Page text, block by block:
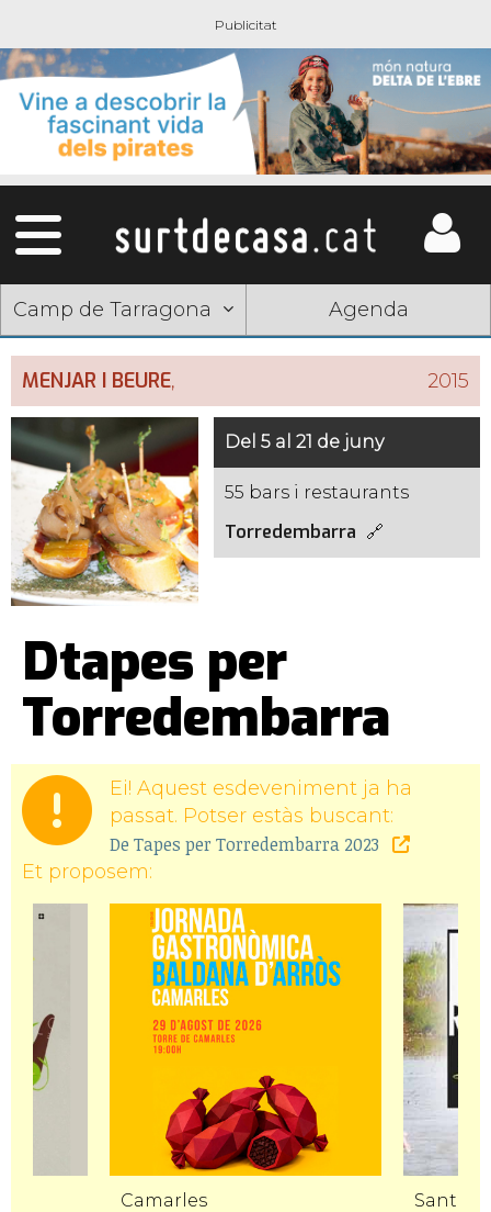
Camp de Tarragona Agenda
MENJAR I BEURE, 2015
Del 5 al 21 de juny
55 bars i restaurants
Torredembarra
Dtapes per
Torredembarra
Ei! Aquest esdeveniment ja ha
passat. Potser estàs buscant:
De Tapes per Torredembarra 2023
Et proposem:
Camarles Santa